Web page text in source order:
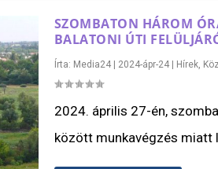
SZOMBATON HÁROM
BALATONI ÚTI
Írta: Media24| 2024-ápr-24| Hírek,
2024. április 27-én,
között munkavégzés miatt